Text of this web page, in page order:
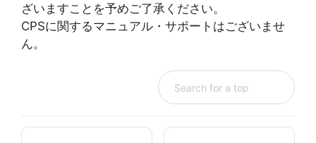
ざいますことを予めご了承ください。
CPSに関するマニュアル・サポートはございませ
ん。